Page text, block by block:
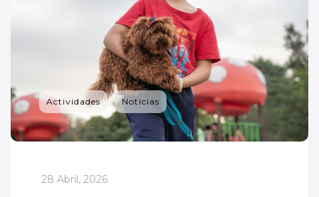
Actividades Noticias
_
28 Abril, 2026